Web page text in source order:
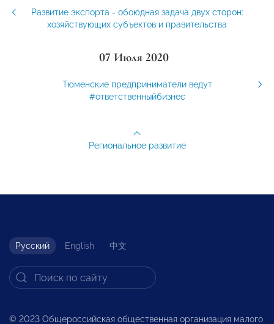
Развитие экспорта - обоюдная задача двух сторон:
хозяйствующих субъектов и правительства
07 Июля 2020
Тюменские предприниматели ведут
#ответственныйбизнес
Региональное развитие
Русский English 中文
© 2023 Общероссийская общественная организация малого